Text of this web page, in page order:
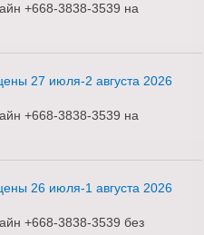
+668-3838-3539 на
27 июля-2 августа 2026
+668-3838-3539 на
26 июля-1 августа 2026
+668-3838-3539 без